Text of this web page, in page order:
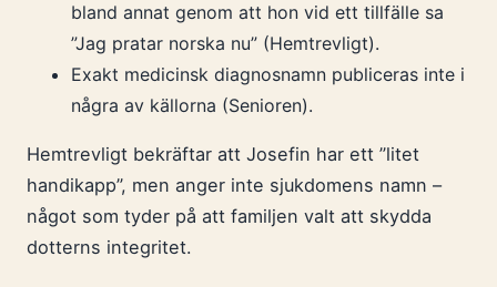
bland annat genom att hon vid ett tillfälle sa
”Jag pratar norska nu” (Hemtrevligt).
Exakt medicinsk diagnosnamn publiceras inte i
några av källorna (Senioren).
Hemtrevligt bekräftar att Josefin har ett ”litet
handikapp”, men anger inte sjukdomens namn –
något som tyder på att familjen valt att skydda
dotterns integritet.